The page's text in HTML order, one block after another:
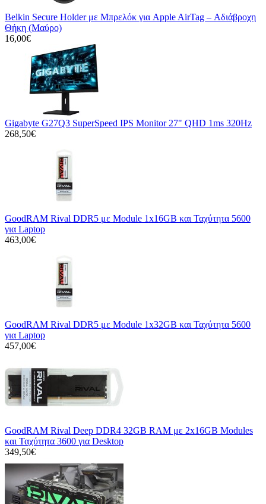
Belkin Secure Holder με Μπρελόκ για Apple AirTag – Αδιάβροχη
Θήκη (Μαύρο)
16,00€
Gigabyte G27Q3 SuperSpeed IPS Monitor 27" QHD 1ms 320Hz
268,50€
GoodRAM Rival DDR5 με Module 1x16GB και Ταχύτητα 5600
για Laptop
463,00€
GoodRAM Rival DDR5 με Module 1x32GB και Ταχύτητα 5600
για Laptop
457,00€
GoodRAM Rival Deep DDR4 32GB RAM με 2x16GB Modules
και Ταχύτητα 3600 για Desktop
349,50€